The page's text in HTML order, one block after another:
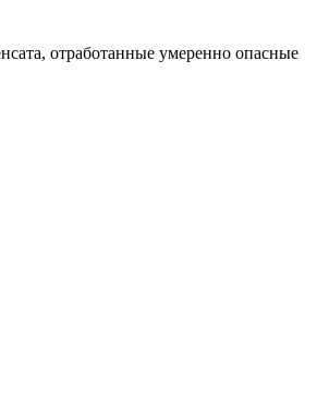
отработанные умеренно опасные